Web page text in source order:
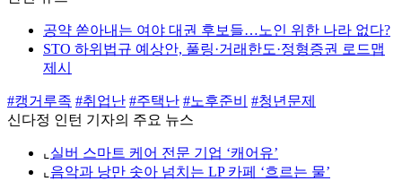
공약 쏟아내는 여야 대권 후보들…노인 위한 나라 없다?
STO 하위법규 예상안, 풀링·거래한도·정형증권 로드맵
제시
#캥거루족 #취업난 #주택난 #노후준비
#청년문제
신다정 인턴 기자의 주요 뉴스
⌞ 실버 스마트 케어 전문 기업 ‘캐어유’
⌞ 음악과 낭만 솟아 넘치는 LP 카페 ‘흐르는 물’